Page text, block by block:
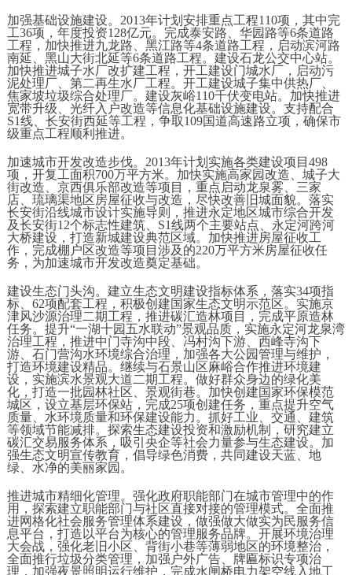
加强基础设施建设。2013年计划安排重点工程110项，其中完
工36项，年度投资128亿元。完成泰安路、华园路等6条道路
工程，加快推进九龙路、黑江路等4条道路工程，启动滨河路
南延、黑山大街北延等6条道路工程。建设石龙公交中心站。
加快推进城子水厂改扩建工程，开工建设门城水厂，启动污
泥处理厂、第二再生水厂工程。开工建设城子集中供热厂、
焦家坡垃圾综合处理厂。建设灰峪110千伏变电站。加快推进
宽带升级、光纤入户改造等信息化基础设施建设。支持配合
S1线、长安街西延等工程，争取109国道高速路立项，确保市
级重点工程顺利推进。
加速城市开发改造步伐。2013年计划实施各类建设项目498
项，开复工面积700万平方米。加快实施高家园改造、城子大
街改造、京西俱乐部改造等项目，重点启动龙泉雾、三家
店、琉璃渠地区房屋征收与改造，尽快改善旧城面貌。落实
长安街沿线城市设计实施导则，推进永定地区城市综合开发
及长安街12个标志性建筑、S1线两个主要站点、永定河跨河
大桥建设，打造新城建设典范区域。加快推进房屋征收工
作，完成棚户区改造等项目涉及的220万平方米房屋征收任
务，为加速城市开发改造奠定基础。
建设生态门头沟。建立生态文明建设指标体系，落实34项指
标、62项配套工程，积极创建国家生态文明示范区。实施京
津风沙源治理二期工程，推进碳汇造林项目，完成平原造林
任务。提升“一湖十园五水联动”景观品质，实施永定河龙泉湾
治理工程，推进中门寺沟中段、冯村沟下游、西峰寺沟下
游、石门营沟水环境综合治理，加强各大公园管理与维护，
打造环境建设精品。继续与石景山区麻峪合作推进环境建
设，实施滨水景观大道二期工程。做好群众身边的绿化美
化，打造一批园林社区、景观街巷。加快创建国家环保模范
城区，设立基层环保站，完成25项创建任务，重点提升空气
质量、水环境质量和环保建设能力。抓好工业、交通、建筑
等领域节能减排。探索生态建设投资和激励机制，研究建立
碳汇交易服务体系，吸引央企等社会力量参与生态建设。加
强生态文明宣传教育，倡导绿色消费，共同建设天蓝、地
绿、水净的美丽家园。
推进城市精细化管理。强化政府职能部门在城市管理中的作
用，探索建立职能部门与社区直接对接的管理模式。全面推
进网格化社会服务管理体系建设，做强做大做实为民服务信
息平台，打造以平台为核心的管理服务品牌。开展环境治理
大会战，强化老旧小区、背街小巷等薄弱地区的环境整治，
全面推行垃圾分类管理，加强户外广告、牌匾标识专项治
理，加强夜景照明运行维护，完成水闸桥电力架空线入地工